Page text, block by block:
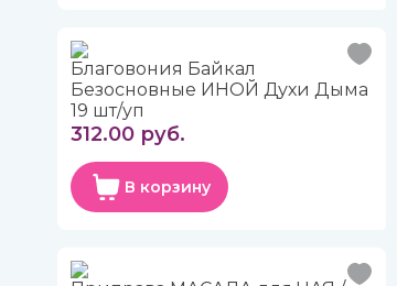
Благовония Байкал
Безосновные ИНОЙ Духи Дыма
19 шт/уп
312.00 руб.
В корзину